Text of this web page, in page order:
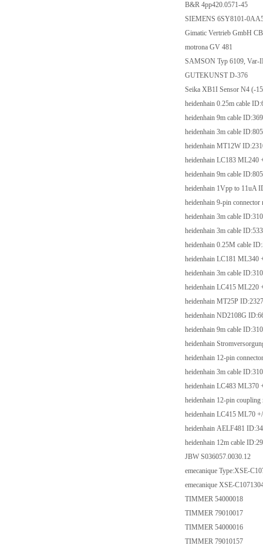
B&R 4pp420.0571-
SIEMENS
Gimatic Vertrieb
motrona GV 481
SAMSON Typ 6109,
GUTEKUNST D-
Seika XB1I Sensor N4
heidenhain 0.25m
heidenhain 9m cable
heidenhain 3m cable
heidenhain MT12W
heidenhain LC183
heidenhain 9m cable
heidenhain 1Vpp to
heidenhain 9-pin
heidenhain 3m cable
heidenhain 3m cable
heidenhain 0.25M
heidenhain LC181
heidenhain 3m cable
heidenhain LC415
heidenhain MT25P
heidenhain ND2108G
heidenhain 9m cable
heidenhain
heidenhain 12-pin
heidenhain 3m cable
heidenhain LC483
heidenhain 12-pin
heidenhain LC415
heidenhain AELF481
heidenhain 12m cable
JBW
emecanique
emecanique XSE-
TIMMER
TIMMER
TIMMER
TIMMER